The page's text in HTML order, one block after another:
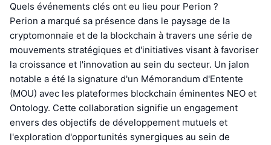
Quels événements clés ont eu lieu pour Perion ?
Perion a marqué sa présence dans le paysage de la
cryptomonnaie et de la blockchain à travers une série de
mouvements stratégiques et d'initiatives visant à favoriser
la croissance et l'innovation au sein du secteur. Un jalon
notable a été la signature d'un Mémorandum d'Entente
(MOU) avec les plateformes blockchain éminentes NEO et
Ontology. Cette collaboration signifie un engagement
envers des objectifs de développement mutuels et
l'exploration d'opportunités synergiques au sein de